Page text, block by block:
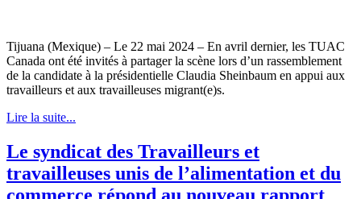
Tijuana (Mexique) – Le 22 mai 2024 – En avril dernier, les TUAC
Canada ont été invités à partager la scène lors d’un rassemblement
de la candidate à la présidentielle Claudia Sheinbaum en appui aux
travailleurs et aux travailleuses migrant(e)s.
Lire la suite...
Le syndicat des Travailleurs et
travailleuses unis de l’alimentation et du